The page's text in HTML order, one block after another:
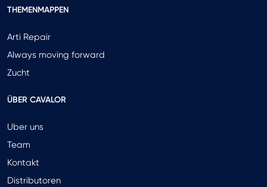
THEMENMAPPEN
Arti Repair
Always moving forward
Zucht
ÜBER CAVALOR
Uber uns
Team
Kontakt
Distributoren